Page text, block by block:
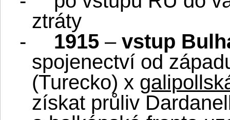
ztráty
-
1915 – vstup
spojenectví od
(Turecko) x
získat průliv